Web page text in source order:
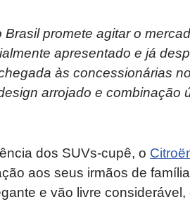
promete agitar o
apresentado e já
às concessionárias
arrojado e combinação
dos SUVs-cupê, o
aos seus irmãos de
e vão livre